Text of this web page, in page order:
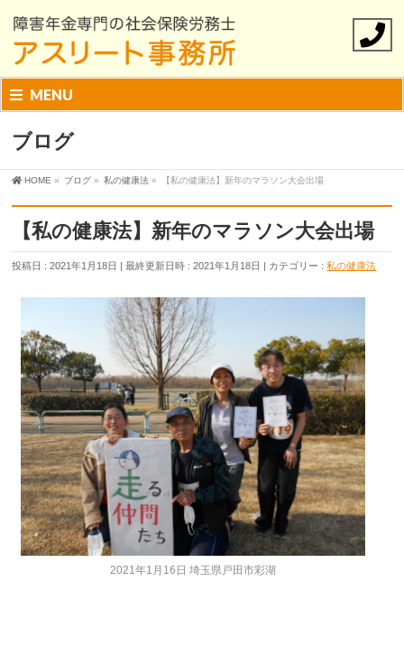
MENU
ブログ
HOME » ブログ » 私の健康法 » 【私の健康法】新年のマラソン大会出場
【私の健康法】新年のマラソン大会出場
投稿日 : 2021年1月18日 最終更新日時 : 2021年1月18日 カテゴリー :私の健康法
2021年1月16日 埼玉県戸田市彩湖